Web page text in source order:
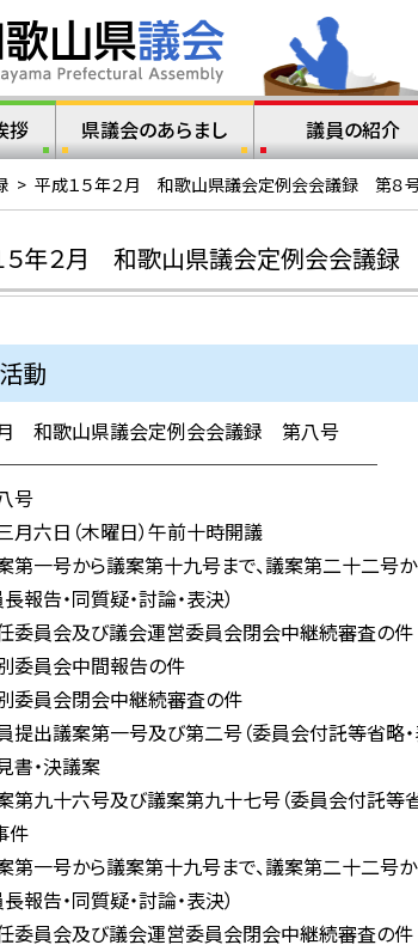
拶 県議会のあらまし 議員の紹介
> 平成１５年２月 和歌山県議会定例会会議録 第８号
５年２月 和歌山県議会定例会会議録
動
和歌山県議会定例会会議録 第八号
号
六日（木曜日）午前十時開議
号から議案第十九号まで、議案第二十二号か
報告・同質疑・討論・表決）
会及び議会運営委員会閉会中継続審査の件
員会中間報告の件
員会閉会中継続審査の件
議案第一号及び第二号（委員会付託等省略・
・決議案
十六号及び議案第九十七号（委員会付託等省
件
から議案第十九号まで、議案第二十二号から
報告・同質疑・討論・表決）
会及び議会運営委員会閉会中継続審査の件